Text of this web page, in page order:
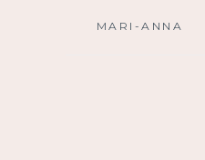
MARI-ANNA